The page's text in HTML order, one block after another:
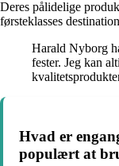
Deres pålidelige
førsteklasses
Harald Nyborg
fester. Jeg kan
Hvad er
populært at